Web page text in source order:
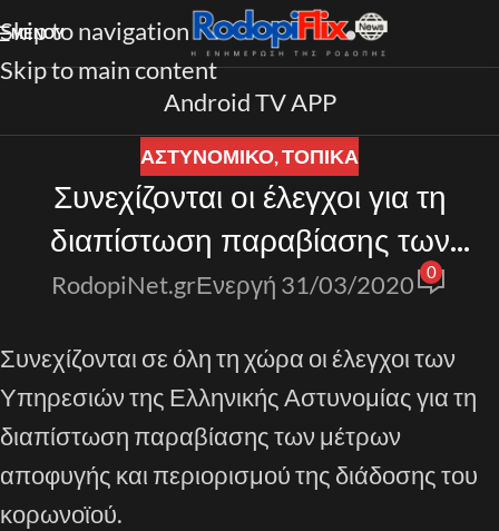
Skip to navigation
Skip to main content
ΜΕΝΟΎ
Android TV APP
ΑΣΤΥΝΟΜΙΚΟ,ΤΟΠΙΚΑ
Συνεχίζονται οι έλεγχοι για τη
διαπίστωση παραβίασης των
μέτρων αποφυγής και περιορισμού
RodopiNet.grΕνεργή 31/03/2020 0
Συνεχίζονται σε όλη τη χώρα οι έλεγχοι των
Υπηρεσιών της Ελληνικής Αστυνομίας για τη
διαπίστωση παραβίασης των μέτρων
αποφυγής και περιορισμού της διάδοσης του
κορωνοϊού.